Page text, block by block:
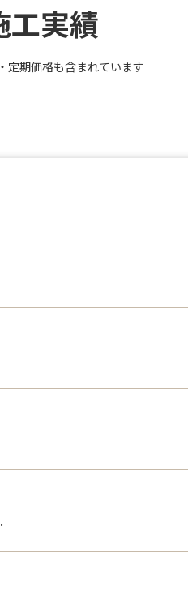
工実績
定期価格も含まれています